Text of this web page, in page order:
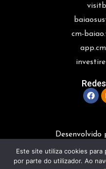
cm-
Desenvolvido
Este site utiliza cookies para
por parte do utilizador. Ao